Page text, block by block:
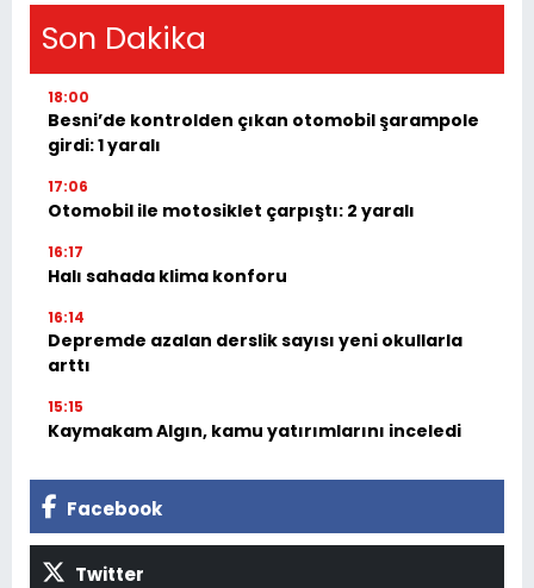
Son Dakika
18:00
Besni’de kontrolden çıkan otomobil şarampole
girdi: 1 yaralı
17:06
Otomobil ile motosiklet çarpıştı: 2 yaralı
16:17
Halı sahada klima konforu
16:14
Depremde azalan derslik sayısı yeni okullarla
arttı
15:15
Kaymakam Algın, kamu yatırımlarını inceledi
Facebook
Twitter